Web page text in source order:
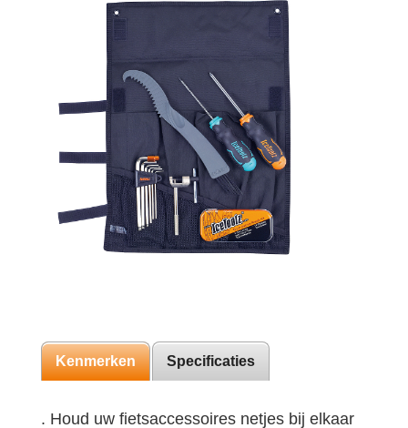
Kenmerken Specificaties
. Houd uw fietsaccessoires netjes bij elkaar